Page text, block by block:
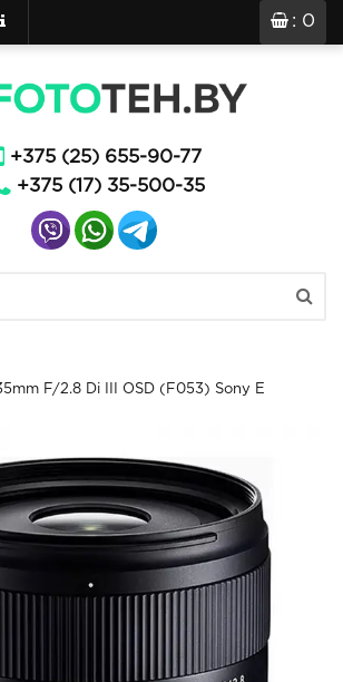
: 0
+375 (25) 655-90-77
+375 (17) 35-500-35
F/2.8 Di III OSD (F053) Sony E